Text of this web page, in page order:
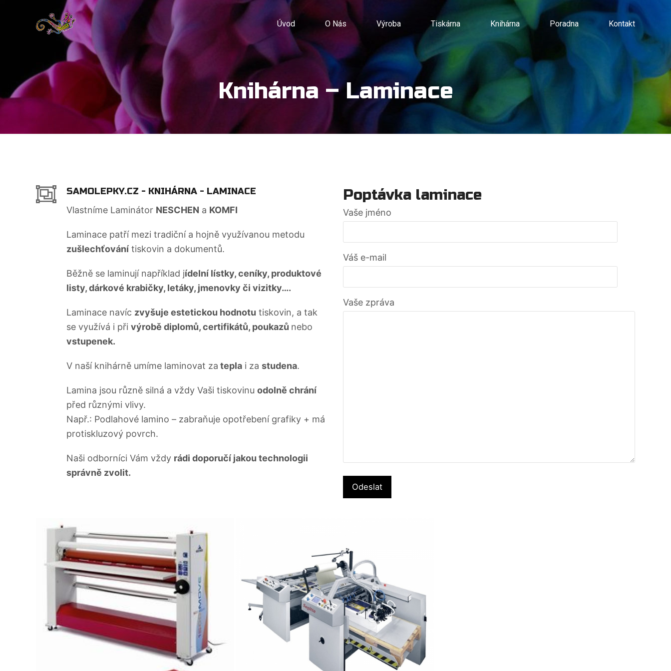
Úvod O Nás Výroba Tiskárna Knihárna Poradna Kontakt
Knihárna – Laminace
SAMOLEPKY.CZ - KNIHÁRNA - LAMINACE
Vlastníme Laminátor NESCHEN a KOMFI
Laminace patří mezi tradiční a hojně využívanou metodu
zušlechťování tiskovin a dokumentů.
Běžně se laminují například jídelní lístky, ceníky, produktové
listy, dárkové krabičky, letáky, jmenovky či vizitky….
Laminace navíc zvyšuje estetickou hodnotu tiskovin, a tak
se využívá i při výrobě diplomů, certifikátů, poukazů nebo
vstupenek.
V naší knihárně umíme laminovat za tepla i za studena.
Lamina jsou různě silná a vždy Vaši tiskovinu odolně chrání
před různými vlivy.
Např.: Podlahové lamino – zabraňuje opotřebení grafiky + má
protiskluzový povrch.
Naši odborníci Vám vždy rádi doporučí jakou technologii
správně zvolit.
Poptávka laminace
Vaše jméno
Váš e-mail
Vaše zpráva